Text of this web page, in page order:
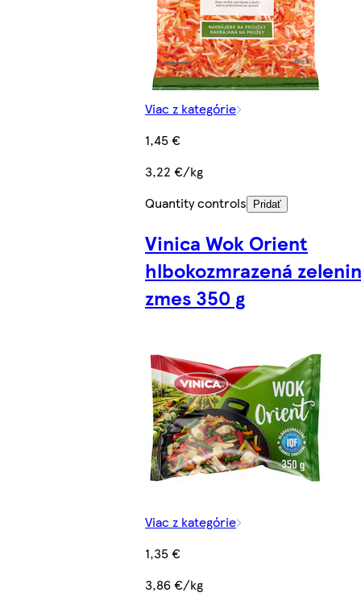
Viac z kategórie
1,45 €
3,22 €/kg
Quantity controls
Pridať
Vinica Wok Orient
hlbokozmrazená
zmes 350 g
Viac z kategórie
1,35 €
3,86 €/kg